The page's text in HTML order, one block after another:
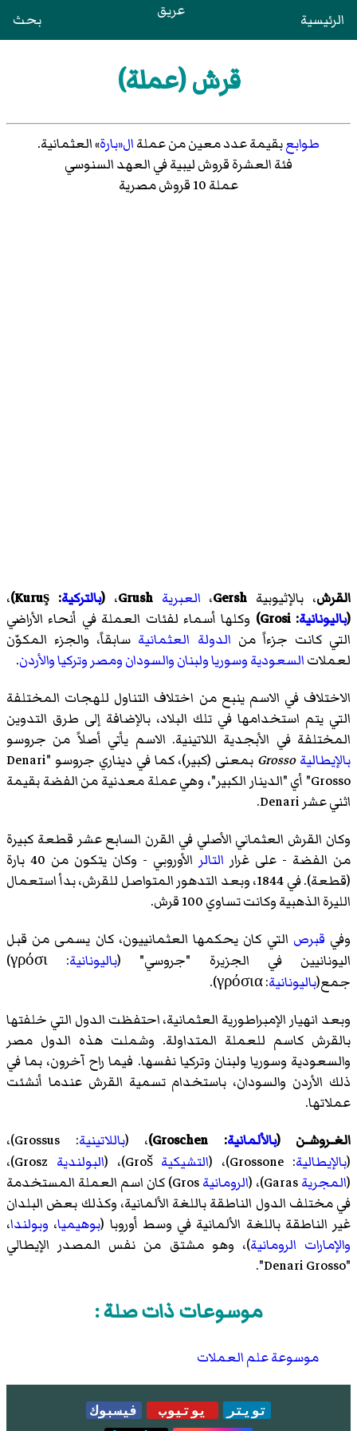
الرئيسية عريق بحث
قرش (عملة)
طوابعبقيمة عدد معين من عملةال«بارة» العثمانية.
فئة العشرة قروش ليبية في العهد السنوسي
عملة 10 قروش مصرية
القرش، بالإثيوبية Gersh، العبرية Grush،(بالتركية:
Kuruş
)‏،
(باليونانية:
Grosi
)‏ وكلها أسماء لفئات العملة في أنحاء الأراضي
التي كانت جزءاً من الدولة العثمانية سابقاً، والجزء المكوّن
لعملاتالسعوديةوسورياولبنانوالسودانومصر وتركياوالأردن.
الاختلاف في الاسم ينبع من اختلاف التناول للهجات المختلفة
التي يتم استخدامها في تلك البلاد، بالإضافة إلى طرق التدوين
المختلفة في الأبجدية اللاتينية. الاسم يأتي أصلاً من جروسو
بالإيطالية Grosso
بمعنى (كبير)، كما في ديناري جروسو "Denari
Grosso" أي "الدينار الكبير"، وهي عملة معدنية من الفضة بقيمة
اثني عشر Denari.
وكان القرش العثماني الأصلي في القرن السابع عشر قطعة كبيرة
من الفضة - على غرار التالر
الأوروبي - وكان يتكون من 40 بارة
(قطعة). في 1844، وبعد التدهور المتواصل للقرش، بدأ استعمال
الليرة الذهبيةوكانت تساوي 100 قرش.
وفي قبرص التي كان يحكمها العثمانييون، كان يسمى من قبل
اليونانيين في الجزيرة "جروسي" (باليونانية:
γρόσι
)‏
جمع(باليونانية:
γρόσια
)‏.
وبعد انهيار الإمبراطورية العثمانية، احتفظت الدول التي خلفتها
بالقرش كاسم للعملة المتداولة. وشملت هذه الدول مصر
والسعودية وسوريا ولبنان وتركيا نفسها. فيما راح آخرون، بما في
ذلك الأردن والسودان، باستخدام تسمية القرش عندما أنشئت
عملاتها.
الغـروشـن
(بالألمانية:
Groschen
)، (باللاتينية:
Grossus)،
(بالإيطالية:
Grossone)، (التشيكية Groš)، ( البولندية
Grosz)،
(المجرية الرومانية
Gros) كان اسم العملة المستخدمة
في مختلف الدول الناطقة باللغة الألمانية، وكذلك بعض البلدان
غير الناطقة باللغة الألمانية في وسط أوروبا (بوهيميا، وبولندا،
والإمارات الرومانية)، وهو مشتق من نفس المصدر الإيطالي
"Denari Grosso".
موسوعات ذات صلة :
موسوعة علم العملات
تويتر يوتيوب
فيسبوك